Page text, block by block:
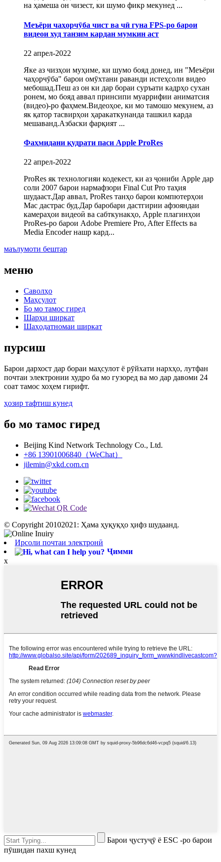
на ҳамеша он чизест, ки шумо фикр мекунед ...
Меъёри чаҳорчӯба чист ва чӣ гуна FPS-ро барои
видеои худ танзим кардан мумкин аст
22 апрел-2022
Яке аз чизҳои муҳиме, ки шумо бояд донед, ин "Меъёри
чаҳорчӯба" барои омӯхтани раванди истеҳсоли видео
мебошад.Пеш аз он ки дар бораи суръати кадрҳо сухан
ронем, мо бояд аввал принсипи муаррифии аниматсия
(видео)-ро фаҳмем.Видеоҳое, ки мо тамошо мекунем, аз
як қатор тасвирҳои ҳаракаткунанда ташкил карда
мешаванд.Азбаски фарқият ...
Фаҳмидани қудрати паси Apple ProRes
22 апрел-2022
ProRes як технологияи кодекест, ки аз ҷониби Apple дар
соли 2007 барои нармафзори Final Cut Pro таҳия
шудааст.Дар аввал, ProRes танҳо барои компютерҳои
Mac дастрас буд.Дар баробари дастгирии афзояндаи
камераҳои видеоӣ ва сабткунакҳо, Apple плагинҳои
ProRes-ро барои Adobe Premiere Pro, After Effects ва
Media Encoder нашр кард...
маълумоти бештар
меню
Саволҳо
Маҳсулот
Бо мо тамос гиред
Шарҳи ширкат
Шаҳодатномаи ширкат
пурсиш
Барои дархост дар бораи маҳсулот ё рӯйхати нархҳо, лутфан
почтаи электронии худро ба мо гузоред ва мо дар давоми 24
соат тамос хоҳем гирифт.
ҳозир тафтиш кунед
бо мо тамос гиред
Beijing Kind Network Technology Co., Ltd.
+86 13901006840（WeChat）
jilemin@xkd.com.cn
© Copyright 20102021: Ҳама ҳуқуқҳо ҳифз шудаанд.
Ирсоли почтаи электронӣ
Ҷимми
x
Барои ҷустуҷӯ ё ESC -ро барои
пӯшидан пахш кунед